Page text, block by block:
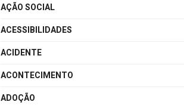
AÇÃO SOCIAL
ACESSIBILIDADES
ACIDENTE
ACONTECIMENTO
ADOÇÃO